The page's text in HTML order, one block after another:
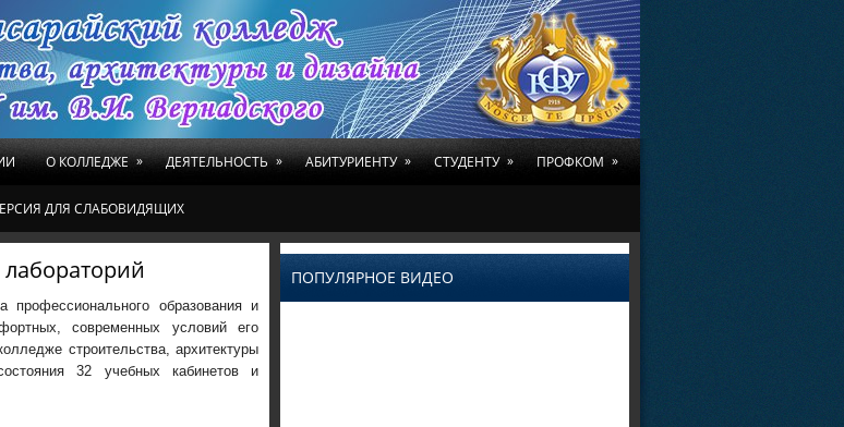
О КОЛЛЕДЖЕ » ДЕЯТЕЛЬНОСТЬ » АБИТУРИЕНТУ » СТУДЕНТУ » ПРОФКОМ »
ДЛЯ СЛАБОВИДЯЩИХ
образования и
современных условий его
строительства, архитектуры
32 учебных кабинетов и
ПОПУЛЯРНОЕ ВИДЕО